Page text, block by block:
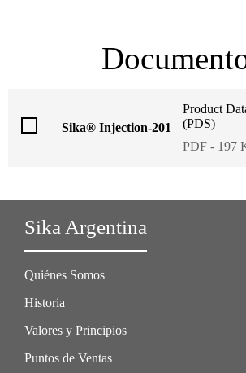
Sika® Injection-201
Product
(PDS)
PDF - 197
Sika Argentina
Quiénes Somos
Historia
Valores y Principios
Puntos de Ventas